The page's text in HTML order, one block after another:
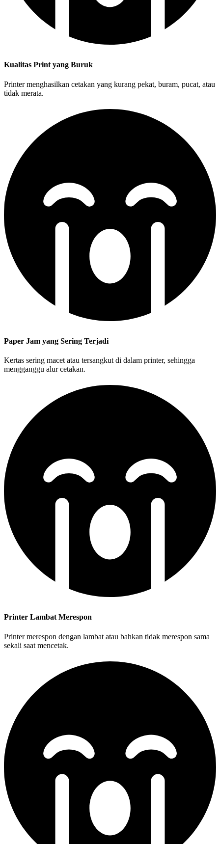
Kualitas Print yang Buruk
Printer menghasilkan cetakan yang kurang pekat, buram, pucat, atau
tidak merata.
Paper Jam yang Sering Terjadi
Kertas sering macet atau tersangkut di dalam printer, sehingga
mengganggu alur cetakan.
Printer Lambat Merespon
Printer merespon dengan lambat atau bahkan tidak merespon sama
sekali saat mencetak.